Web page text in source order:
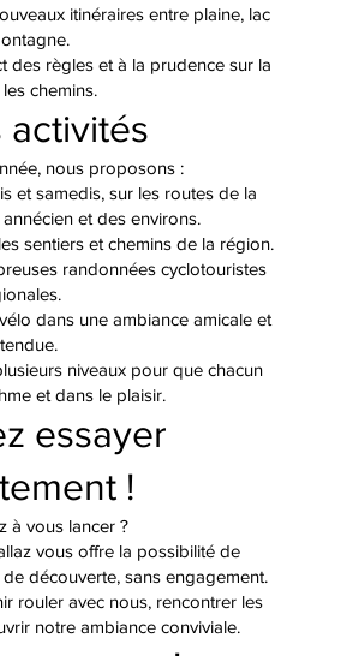
itinéraires entre plaine, lac
des règles et à la prudence sur la
chemins.
activités
nous proposons :
et samedis, sur les routes de la
et des environs.
sentiers et chemins de la région.
randonnées cyclotouristes
dans une ambiance amicale et
niveaux pour que chacun
et dans le plaisir.
essayer
!
à vous lancer ?
vous offre la possibilité de
découverte, sans engagement.
rouler avec nous, rencontrer les
notre ambiance conviviale.